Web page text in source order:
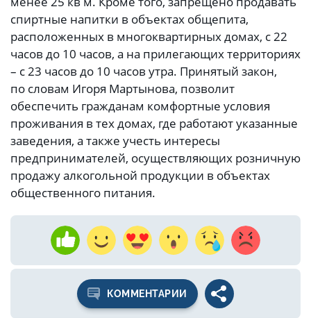
спиртные напитки в объектах общепита,
расположенных в многоквартирных домах, с 22
часов до 10 часов, а на прилегающих территориях
– с 23 часов до 10 часов утра. Принятый закон,
по словам Игоря Мартынова, позволит
обеспечить гражданам комфортные условия
проживания в тех домах, где работают указанные
заведения, а также учесть интересы
предпринимателей, осуществляющих розничную
продажу алкогольной продукции в объектах
общественного питания.
КОММЕНТАРИИ